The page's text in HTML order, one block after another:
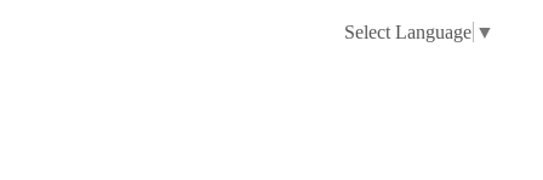
Select Language ▼